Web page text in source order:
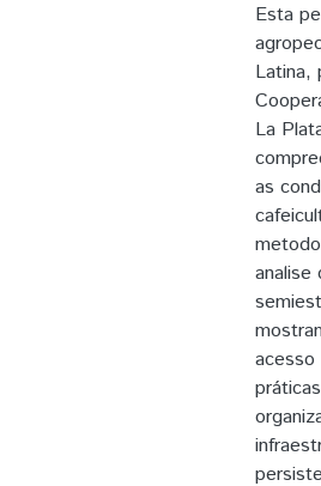
Esta
Latina,
La
as
analise